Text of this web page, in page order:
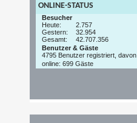
ONLINE-STATUS
Besucher
Heute:
2.757
Gestern:
32.954
Gesamt:
42.707.356
Benutzer & Gäste
4795 Benutzer registriert, davon
online: 699 Gäste